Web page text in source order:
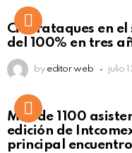
Ciberataques en
del 100% en tres
by editor web julio
Más de 1100
edición de
principal